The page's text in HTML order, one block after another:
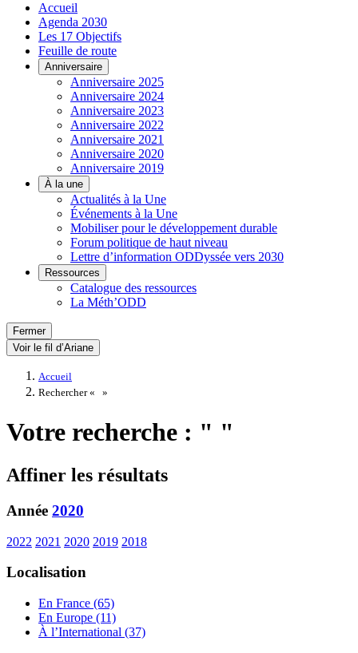
Accueil
Agenda 2030
Les 17 Objectifs
Feuille de route
Anniversaire
Anniversaire 2025
Anniversaire 2024
Anniversaire 2023
Anniversaire 2022
Anniversaire 2021
Anniversaire 2020
Anniversaire 2019
À la une
Actualités à la Une
Événements à la Une
Mobiliser pour le développement durable
Forum politique de haut niveau
Lettre d’information ODDyssée vers 2030
Ressources
Catalogue des ressources
La Méth’ODD
Fermer
Voir le fil d’Ariane
Accueil
Rechercher «
»
Votre recherche : " "
Affiner les résultats
Année 2020
2022 2021 2020 2019 2018
Localisation
En France (65)
En Europe (11)
À l’International (37)